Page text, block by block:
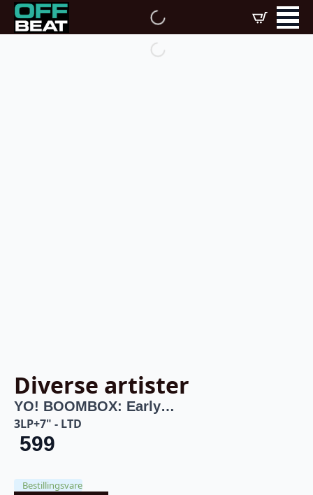
Diverse artister
YO! BOOMBOX: Early…
3LP+7" - LTD
599
Bestillingsvare